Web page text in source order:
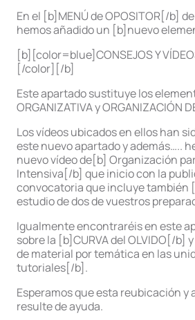
En el [b]MENÚ de OPOSITOR[/b]
hemos añadido un [b]nuevo
[b][color=blue]CONSEJOS Y
[/color][/b]
Este apartado sustituye los
ORGANIZATIVA y ORGANIZACIÓN
Los vídeos ubicados en ellos han
este nuevo apartado y además…..
nuevo vídeo de[b] Organización
Intensiva[/b] que inicio con la
convocatoria que incluye también
estudio de dos de vuestros
Igualmente encontraréis en este
sobre la [b]CURVA del OLVIDO[/b]
de material por temática en las
tutoriales[/b].
Esperamos que esta reubicación y
resulte de ayuda.